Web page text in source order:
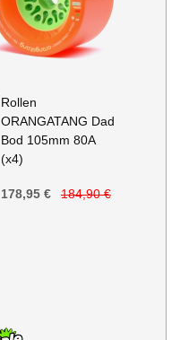
Rollen
ORANGATANG Dad
Bod 105mm 80A
(x4)
178,95 € 184,90 €
In
den
Warenkorb